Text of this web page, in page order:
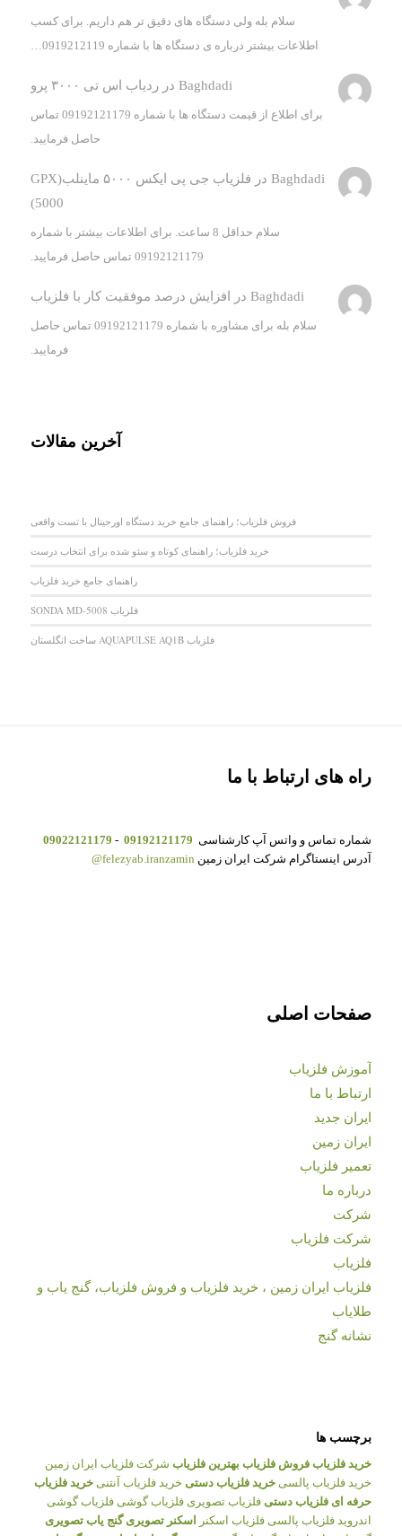
سلام بله ولی دستگاه های دقیق تر هم داریم. برای کسب
اطلاعات بیشتر درباره ی دستگاه ها با شماره 0919212119…
Baghdadi درردیاب اس تی ۳۰۰۰ پرو
برای اطلاع از قیمت دستگاه ها با شماره 09192121179 تماس
حاصل فرمایید.
Baghdadi در
فلزیاب جی پی ایکس ۵۰۰۰ ماینلب(GPX
5000)
سلام حداقل 8 ساعت. برای اطلاعات بیشتر با شماره
09192121179 تماس حاصل فرمایید.
Baghdadi در افزایش درصد موفقیت کار با فلزیاب
سلام بله برای مشاوره با شماره 09192121179 تماس حاصل
فرمایید.
آخرین مقالات
فروش فلزیاب؛ راهنمای جامع خرید دستگاه اورجینال با تست واقعی
خرید فلزیاب؛ راهنمای کوتاه و سئو شده برای انتخاب درست
راهنمای جامع خرید فلزیاب
فلزیاب SONDA MD-5008
فلزیاب AQUAPULSE AQ1B ساخت انگلستان
راه های ارتباط با ما
شماره تماس و واتس آپ کارشناسی 09192121179
-
09022121179
آدرس اینستاگرام شرکت ایران زمین felezyab.iranzamin@
صفحات اصلی
آموزش فلزیاب
ارتباط با ما
ایران جدید
ایران زمین
تعمیر فلزیاب
درباره ما
شرکت
شرکت فلزیاب
فلزیاب
فلزیاب ایران زمین ، خرید فلزیاب و فروش فلزیاب، گنج یاب و
طلایاب
نشانه گنج
برچسب ها
خرید فلزیاب فروش فلزیاب بهترین فلزیاب شرکت فلزیاب ایران زمین
خرید فلزیاب پالسی خرید فلزیاب دستی خرید فلزیاب آنتنی خرید فلزیاب
حرفه ای فلزیاب دستی فلزیاب تصویری فلزیاب گوشی فلزیاب گوشی
اندروید فلزیاب پالسی فلزیاب اسکنر اسکنر تصویری گنج یاب تصویری